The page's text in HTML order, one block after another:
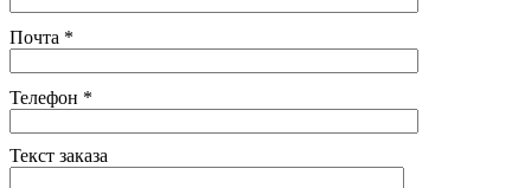
Почта *
Телефон *
Текст заказа